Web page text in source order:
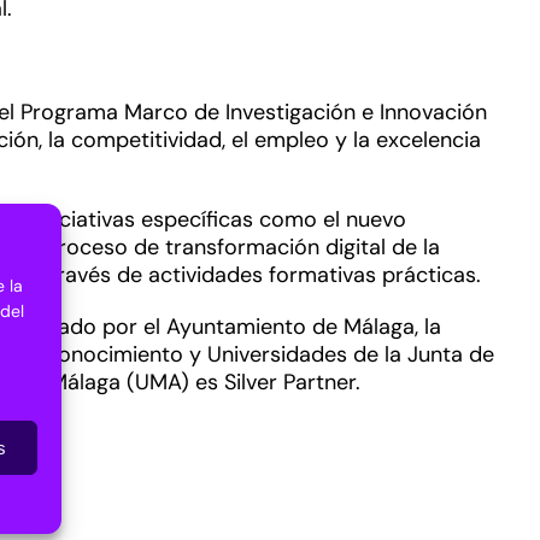
la
Marco de Investigación e Innovación
la competitividad, el empleo y la excelencia
a iniciativas específicas como el nuevo
el proceso de transformación digital de la
a través de actividades formativas prácticas.
por el Ayuntamiento de Málaga, la
Conocimiento y Universidades de la Junta de
Málaga (UMA) es Silver Partner.